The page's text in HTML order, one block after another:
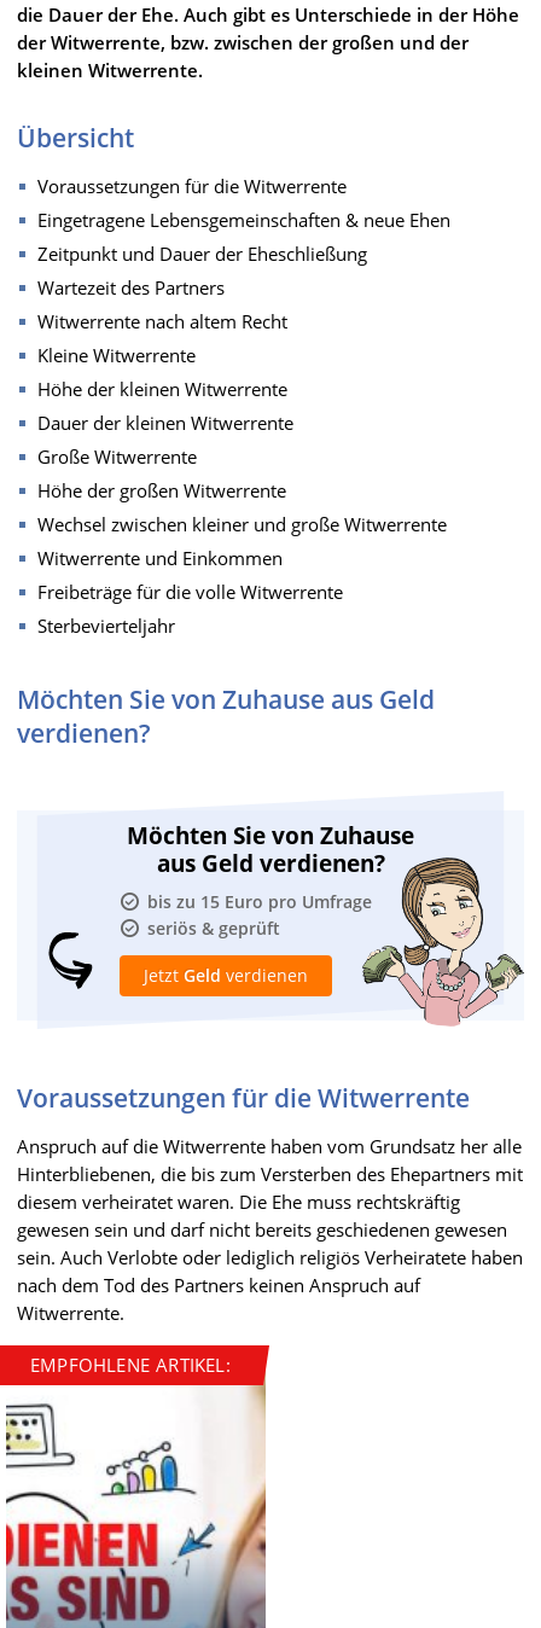
die Dauer der Ehe. Auch gibt es Unterschiede in der Höhe
der Witwerrente, bzw. zwischen der großen und der
kleinen Witwerrente.
Übersicht
Voraussetzungen für die Witwerrente
Eingetragene Lebensgemeinschaften & neue Ehen
Zeitpunkt und Dauer der Eheschließung
Wartezeit des Partners
Witwerrente nach altem Recht
Kleine Witwerrente
Höhe der kleinen Witwerrente
Dauer der kleinen Witwerrente
Große Witwerrente
Höhe der großen Witwerrente
Wechsel zwischen kleiner und große Witwerrente
Witwerrente und Einkommen
Freibeträge für die volle Witwerrente
Sterbevierteljahr
Möchten Sie von Zuhause aus Geld
verdienen?
Möchten Sie von Zuhause
aus Geld verdienen?
bis zu 15 Euro pro Umfrage
seriös & geprüft
Jetzt Geld verdienen
Voraussetzungen für die Witwerrente
Anspruch auf die Witwerrente haben vom Grundsatz her alle
Hinterbliebenen, die bis zum Versterben des Ehepartners mit
diesem verheiratet waren. Die Ehe muss rechtskräftig
gewesen sein und darf nicht bereits geschiedenen gewesen
sein. Auch Verlobte oder lediglich religiös Verheiratete haben
nach dem Tod des Partners keinen Anspruch auf
Witwerrente.
EMPFOHLENE ARTIKEL: